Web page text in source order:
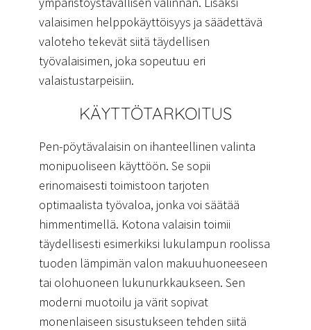
valaisimen helppokäyttöisyys ja säädettävä
valoteho tekevät siitä täydellisen
työvalaisimen, joka sopeutuu eri
valaistustarpeisiin.
KÄYTTÖTARKOITUS
Pen-pöytävalaisin on ihanteellinen valinta
monipuoliseen käyttöön. Se sopii
erinomaisesti toimistoon tarjoten
optimaalista työvaloa, jonka voi säätää
himmentimellä. Kotona valaisin toimii
täydellisesti esimerkiksi lukulampun roolissa
tuoden lämpimän valon makuuhuoneeseen
tai olohuoneen lukunurkkaukseen. Sen
moderni muotoilu ja värit sopivat
monenlaiseen sisustukseen tehden siitä